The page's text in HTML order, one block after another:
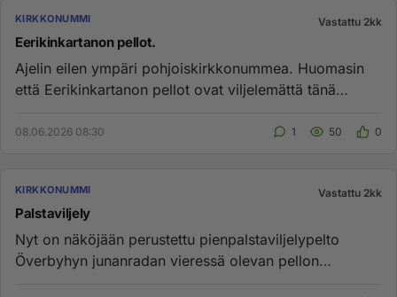
KIRKKONUMMI Vastattu 2kk
Eerikinkartanon pellot.
Ajelin eilen ympäri pohjoiskirkkonummea. Huomasin
että Eerikinkartanon pellot ovat viljelemättä tänä
08.06.2026 08:30 1 50 0
KIRKKONUMMI Vastattu 2kk
Palstaviljely
Nyt on näköjään perustettu pienpalstaviljelypelto
Överbyhyn junanradan vieressä olevan pellon